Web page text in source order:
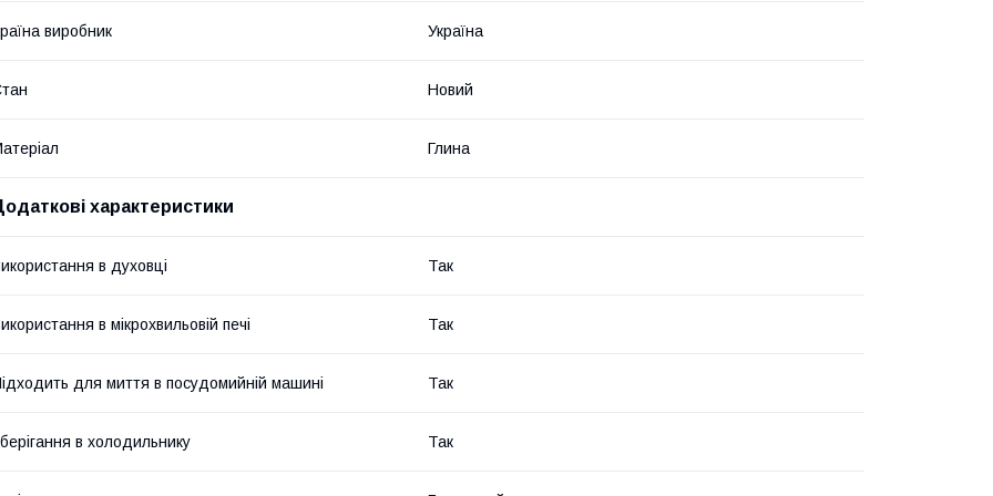
виробник Україна
Новий
Глина
характеристики
в духовці Так
в мікрохвильовій печі Так
для миття в посудомийній машині Так
в холодильнику Так